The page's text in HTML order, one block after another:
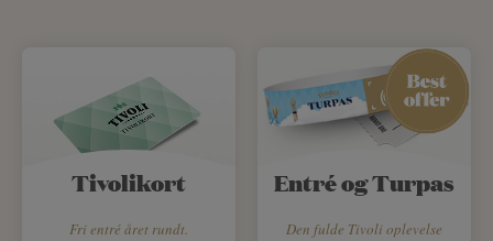
Tivolikort
Fri entré året rundt.
Entré og Turpas
Den fulde Tivoli oplevelse